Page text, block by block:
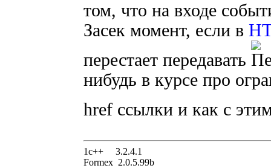
том, что на входе
Засек момент, если в
перестает передавать
нибудь в курсе про
href ссылки и как с
1с++ 3.2.4.1
Formex 2.0.5.99b